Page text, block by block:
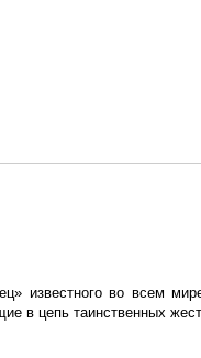
известного во всем
в цепь таинственных